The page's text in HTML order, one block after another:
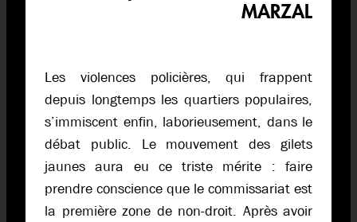
MARZAL
Les violences policières, qui frappent
depuis longtemps les quartiers populaires,
s’immiscent enfin, laborieusement, dans le
débat public. Le mouvement des gilets
jaunes aura eu ce triste mérite : faire
prendre conscience que le commissariat est
la première zone de non-droit. Après avoir